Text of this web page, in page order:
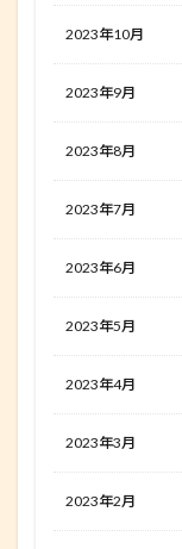
2023年10月
2023年9月
2023年8月
2023年7月
2023年6月
2023年5月
2023年4月
2023年3月
2023年2月